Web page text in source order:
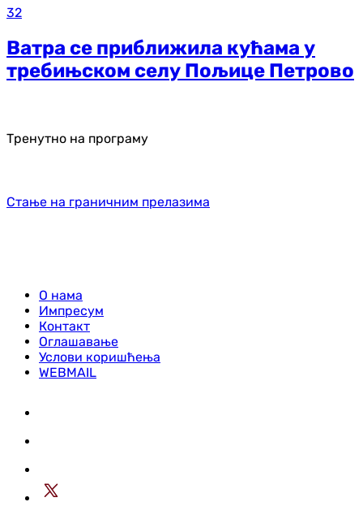
32
Ватра се приближила кућама у
требињском селу Пољице Петрово
Тренутно на програму
Стање на граничним прелазима
О нама
Импресум
Контакт
Оглашавање
Услови коришћења
WEBMAIL